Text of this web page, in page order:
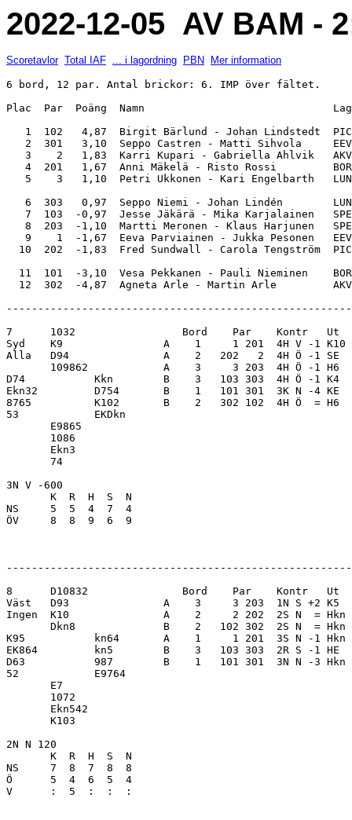
2022-12-05 AV BAM -
Scoretavlor Total IAF ... i lagordning PBN Mer information
6 bord, 12 par. Antal brickor: 6. IMP över fältet.
Plac  Par  Poäng  Namn
1  102   4,87  Birgit Bärlund - Johan
2  301   3,10  Seppo Castren - Matti Sihvola
3    2   1,83  Karri Kupari - Gabriella Ahlvik
4  201   1,67  Anni Mäkelä - Risto Rossi
5    3   1,10  Petri Ukkonen - Kari
6  303   0,97  Seppo Niemi - Johan Lindén
7  103  -0,97  Jesse Jäkärä - Mika Karjalainen
8  203  -1,10  Martti Meronen - Klaus Harjunen
9    1  -1,67  Eeva Parviainen - Jukka Pesonen
10  202  -1,83  Fred Sundwall - Carola
11  101  -3,10  Vesa Pekkanen - Pauli Nieminen
7      1032                 Bord    Par    Kontr   Ut
Syd    K9                A    1     1 201  4H V -1 K10
Alla   D94               A    2   202   2  4H Ö -1 SE
109862            A    3     3 203  4H Ö -1 H6
D74           Kkn        B    3   103 303  4H Ö -1 K4
Ekn32         D754       B    1   101 301  3K N -4 KE
8765          K102       B    2   302 102  4H Ö  = H6
53            EKDkn
       E9865
       1086
       Ekn3
       74
3N V -600
       K  R  H  S  N
NS     5  5  4  7  4
ÖV     8  8  9  6  9
8      D10832               Bord    Par    Kontr   Ut
Väst   D93               A    3     3 203  1N S +2 K5
Ingen  K10               A    2     2 202  2S N  =
Dkn8              B    2   102 302  2S N  = Hkn
K95           kn64       A    1     1 201  3S N -1
EK864         kn5        B    3   103 303  2R S -1
D63           987        B    1   101 301  3N N -3
52            E9764
       E7
       1072
       Ekn542
       K103
2N N 120
       K  R  H  S  N
NS     7  8  7  8  8
Ö      5  4  6  5  4
V      :  5  :  :  :